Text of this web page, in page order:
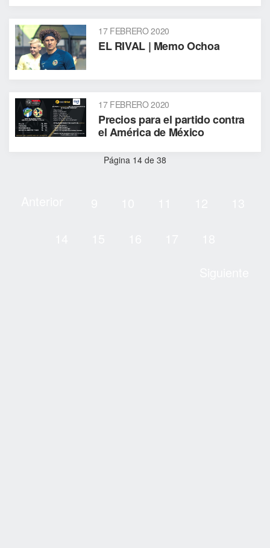
17 FEBRERO 2020
EL RIVAL | Memo Ochoa
17 FEBRERO 2020
Precios para el partido contra
el América de México
Página 14 de 38